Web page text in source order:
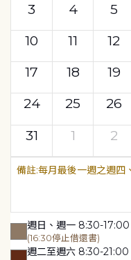
3
4 5
10
11 12
17
18 19
24
25 26
31
1 2
每月最後一週之週四
週日、週一 8:30-17:00
(16:30停止借還書)
週二至週六 8:30-21:00